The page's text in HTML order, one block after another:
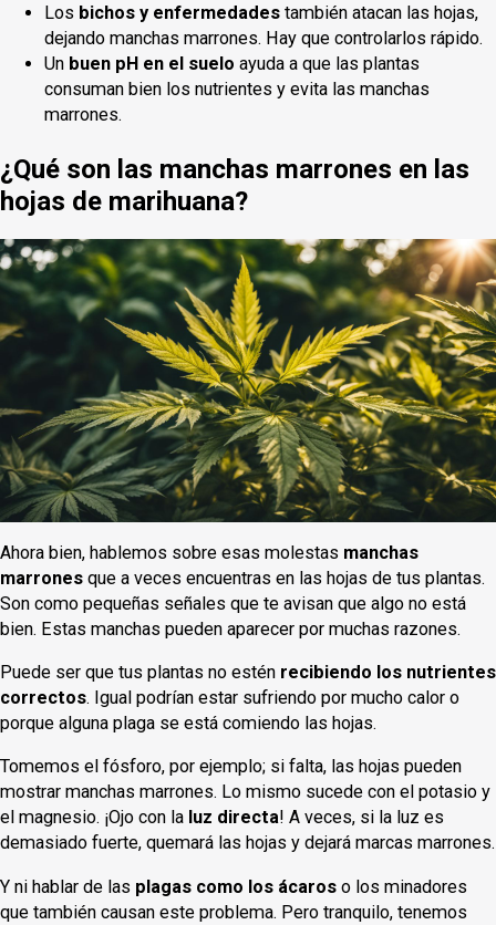
Los bichos y enfermedades también atacan las hojas,
dejando manchas marrones. Hay que controlarlos rápido.
Un buen pH en el suelo ayuda a que las plantas
consuman bien los nutrientes y evita las manchas
marrones.
¿Qué son las manchas marrones en las
hojas de marihuana?
Ahora bien, hablemos sobre esas molestas manchas
marrones que a veces encuentras en las hojas de tus plantas.
Son como pequeñas señales que te avisan que algo no está
bien. Estas manchas pueden aparecer por muchas razones.
Puede ser que tus plantas no estén recibiendo los nutrientes
correctos. Igual podrían estar sufriendo por mucho calor o
porque alguna plaga se está comiendo las hojas.
Tomemos el fósforo, por ejemplo; si falta, las hojas pueden
mostrar manchas marrones. Lo mismo sucede con el potasio y
el magnesio. ¡Ojo con la luz directa! A veces, si la luz es
demasiado fuerte, quemará las hojas y dejará marcas marrones.
Y ni hablar de las plagas como los ácaros o los minadores
que también causan este problema. Pero tranquilo, tenemos